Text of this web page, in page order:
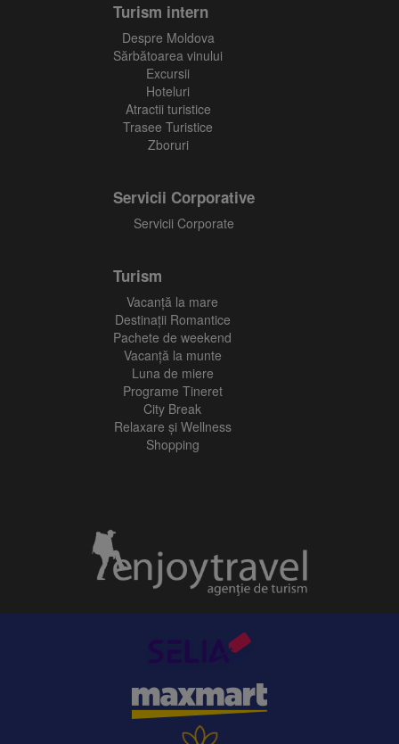
Turism intern
Despre Moldova
Sărbătoarea vinului
Excursii
Hoteluri
Atractii turistice
Trasee Turistice
Zboruri
Servicii Corporative
Servicii Corporate
Turism
Vacanţă la mare
Destinații Romantice
Pachete de weekend
Vacanță la munte
Luna de miere
Programe Tineret
City Break
Relaxare și Wellness
Shopping